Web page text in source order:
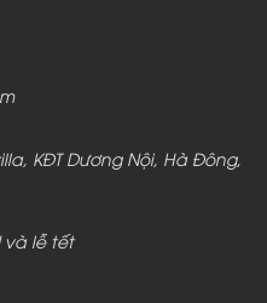
KĐT Dương Nội, Hà Đông,
và lễ tết